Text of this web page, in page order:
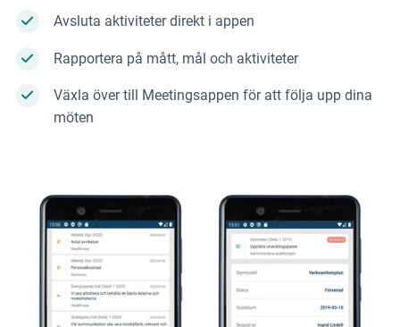
Avsluta aktiviteter direkt i appen
Rapportera på mått, mål och aktiviteter
Växla över till Meetingsappen för att följa upp dina
möten